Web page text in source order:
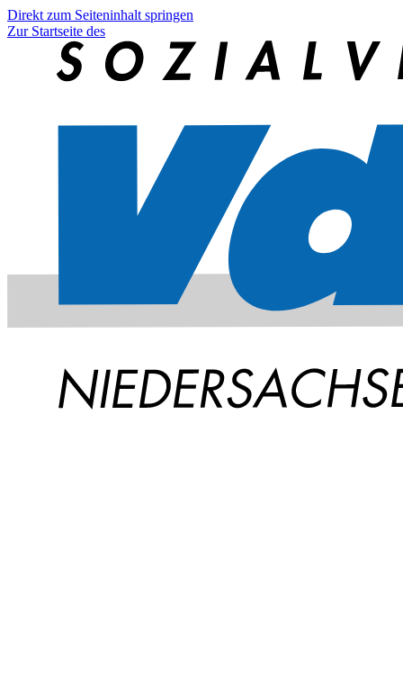
Direkt zum Seiteninhalt springen
Zur Startseite des